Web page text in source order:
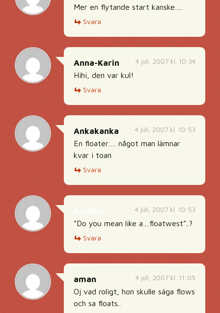
Mer en flytande start kanske….
Svara
4 juli, 2007 kl. 10:34
Anna-Karin
Hihi, den var kul!
Svara
4 juli, 2007 kl. 10:53
Ankakanka
En floater…. något man lämnar
kvar i toan
Svara
4 juli, 2007 kl. 10:53
”Do you mean like a…floatwest”..?
Svara
4 juli, 2007 kl. 11:05
aman
Oj vad roligt, hon skulle säga flows
och sa floats..